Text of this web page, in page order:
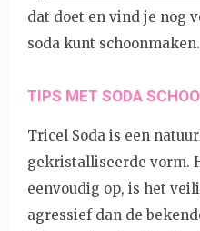
dat doet en vind je nog
soda kunt schoonmaken.
TIPS MET SODA
Tricel Soda is een
gekristalliseerde vorm.
eenvoudig op, is het
agressief dan de